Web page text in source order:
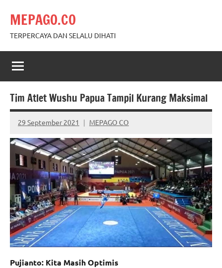
content
MEPAGO.CO
TERPERCAYA DAN SELALU DIHATI
Tim Atlet Wushu Papua Tampil Kurang Maksimal
29 September 2021 MEPAGO CO
No
comments
Pujianto: Kita Masih Optimis